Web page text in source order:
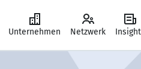
Unternehmen Netzwerk